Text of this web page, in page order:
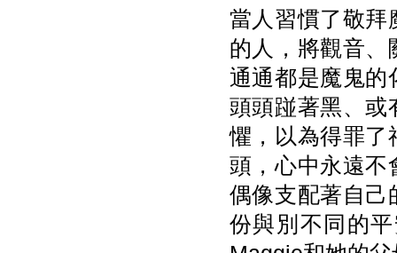
當人習慣了敬拜
的人，將觀音、
通通都是魔鬼的
頭頭踫著黑、或
懼，以為得罪了
頭，心中永遠不
偶像支配著自己
份與別不同的